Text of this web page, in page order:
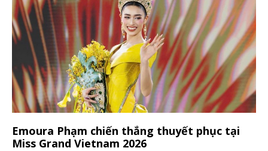
Emoura Phạm chiến thắng thuyết phục tại
Miss Grand Vietnam 2026